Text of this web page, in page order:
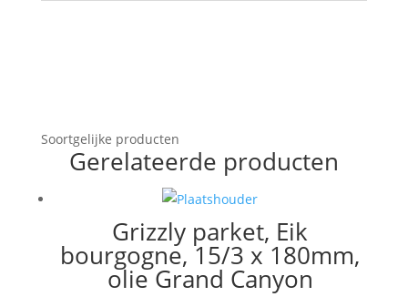
Soortgelijke producten
Gerelateerde producten
Grizzly parket, Eik
bourgogne, 15/3 x 180mm,
olie Grand Canyon